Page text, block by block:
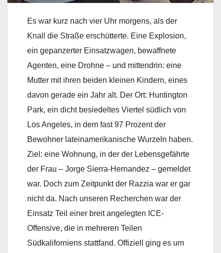
Es war kurz nach vier Uhr morgens, als der
Knall die Straße erschütterte. Eine Explosion,
ein gepanzerter Einsatzwagen, bewaffnete
Agenten, eine Drohne – und mittendrin: eine
Mutter mit ihren beiden kleinen Kindern, eines
davon gerade ein Jahr alt. Der Ort: Huntington
Park, ein dicht besiedeltes Viertel südlich von
Los Angeles, in dem fast 97 Prozent der
Bewohner lateinamerikanische Wurzeln haben.
Ziel: eine Wohnung, in der der Lebensgefährte
der Frau – Jorge Sierra-Hernandez – gemeldet
war. Doch zum Zeitpunkt der Razzia war er gar
nicht da. Nach unseren Recherchen war der
Einsatz Teil einer breit angelegten ICE-
Offensive, die in mehreren Teilen
Südkaliforniens stattfand. Offiziell ging es um